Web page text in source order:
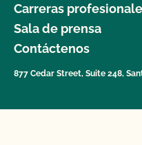
Carreras
Sala de prensa
Contáctenos
877 Cedar Street, Suite 248,